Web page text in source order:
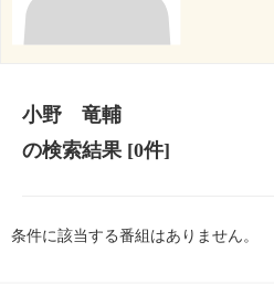
小野 竜輔
の検索結果[0件]
条件に該当する番組はありません。